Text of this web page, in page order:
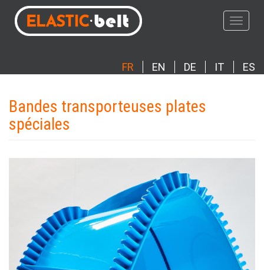
contenu
FR EN DE IT ES
Toggle
Bandes transporteuses plates
spéciales